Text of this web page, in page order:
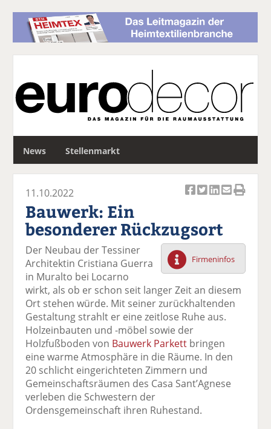
News Stellenmarkt
c
k
el
a
uf
F
ac
e
b
o
o
k
te
il
n
k
el
t
wi
er
n
k
el
a
uf
Li
n
k
e
n
te
e
k
el
p
er
m
ai
l
er
se
d
el
D
ru
e
n
11.10.2022
Bauwerk: Ein
besonderer Rückzugsort
Firmeninfos
Der Neubau der Tessiner
Architektin Cristiana Guerra
in Muralto bei Locarno
wirkt, als ob er schon seit langer Zeit an diesem
Ort stehen würde. Mit seiner zurückhaltenden
Gestaltung strahlt er eine zeitlose Ruhe aus.
Holzeinbauten und -möbel sowie der
Holzfußboden von Bauwerk Parkett bringen
eine warme Atmosphäre in die Räume. In den
20 schlicht eingerichteten Zimmern und
Gemeinschaftsräumen des Casa Sant’Agnese
verleben die Schwestern der
Ordensgemeinschaft ihren Ruhestand.